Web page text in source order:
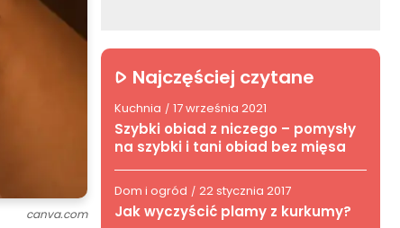
canva.com
Najczęściej czytane
Kuchnia / 17 września 2021
Szybki obiad z niczego – pomysły
na szybki i tani obiad bez mięsa
Dom i ogród / 22 stycznia 2017
Jak wyczyścić plamy z kurkumy?